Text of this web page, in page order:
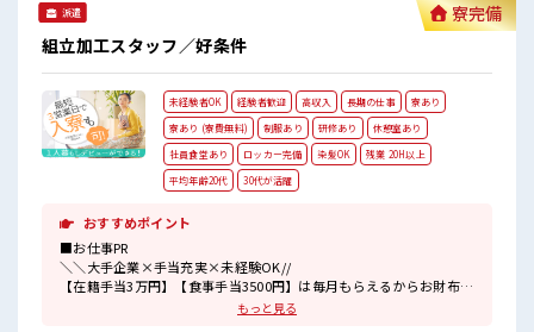
#ryo
囲気 《20代・30代の男性スタッフさんも活躍中》 職場の人間
関係⇒良好♪ 未経験でも安心な就業環境！ 社内設備もバッチ
リ★ 売店・食堂・休憩室・ロッカー・自販機・喫煙所・スポ
ットクーラーあり♪ #ryo
派遣
組立加工スタッフ／好条件
寮完備
未経験者OK 経験者歓迎 高収入 長期の仕事
寮あり
寮あり (寮費無料)
制服あり 研修あり
休憩室あり
社員食堂あり
ロッカー完備 染髪OK
残業 20H以上
平均年齢20代
30代が活躍
おすすめポイント
■お仕事PR
＼＼大手企業×手当充実×未経験OK//
【在籍手当3万円】【食事手当3500円】は毎月もらえるからお財布が
もっと見る